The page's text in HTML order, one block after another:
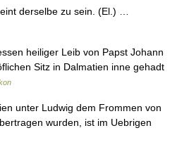
derselbe zu sein. (El.) …
heiliger Leib von Papst Johann
Sitz in Dalmatien inne gehadt
unter Ludwig dem Frommen von
wurden, ist im Uebrigen